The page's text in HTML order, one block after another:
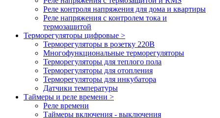
Реле контроля напряжения для дома и квартиры
Реле напряжения с контролем тока и
термозащитой
Терморегуляторы цифровые >
Терморегуляторы в розетку 220В
Многофункциональные терморегуляторы
Терморегуляторы для теплого пола
Терморегуляторы для отопления
Терморегуляторы для инкубатора
Датчики температуры
Таймеры и реле времени >
Реле времени
Таймеры включения - выключения